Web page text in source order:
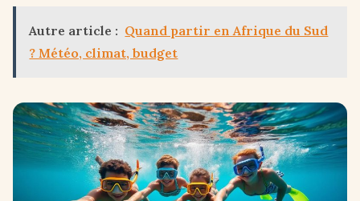
Autre article : Quand partir en Afrique du Sud
? Météo, climat, budget